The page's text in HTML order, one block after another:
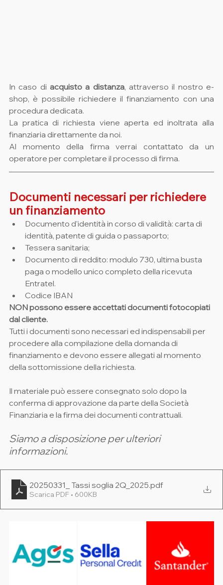
In caso di acquisto a distanza, attraverso il nostro e-
shop, è possibile richiedere il finanziamento con una
procedura dedicata.
La pratica di richiesta viene aperta ed inoltrata alla
finanziaria direttamente da noi.
Al momento della firma verrai contattato da un
operatore per completare il processo di firma.
Documenti necessari per richiedere
un finanziamento
Documento d'identità in corso di validità: carta di
identità, patente di guida o passaporto;
Tessera sanitaria;
Documento di reddito: modulo 730, ultima busta
paga o modello unico completo della ricevuta
Entratel.
Codice IBAN
NON possono essere accettati documenti fotocopiati
dal cliente.
Tutti i documenti sono necessari ed indispensabili per
procedere alla compilazione della domanda di
finanziamento e devono essere allegati al momento
della sottomissione della richiesta.
Il materiale può essere consegnato solo dopo la
conferma di approvazione da parte della Società
Finanziaria e la firma dei documenti contrattuali.
Siamo a disposizione per ulteriori
informazioni.
20250331_ Tassi soglia 2Q_2025.pdf
Scarica PDF • 600KB